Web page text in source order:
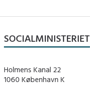
SOCIALMINISTERIET
Holmens Kanal 22
1060 København K